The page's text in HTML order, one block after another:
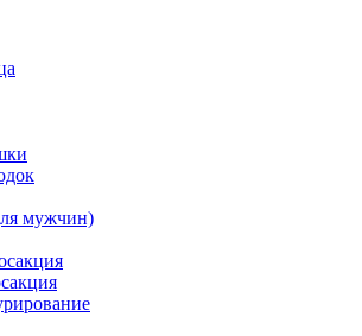
мужчин)